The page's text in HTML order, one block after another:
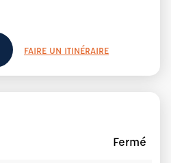
FAIRE UN ITINÉRAIRE
Fermé